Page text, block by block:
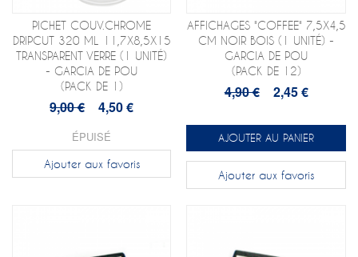
PICHET COUV.CHROME
DRIPCUT 320 ML 11,7X8,5X15
TRANSPARENT VERRE (1 UNITÉ)
- GARCIA DE POU
(PACK DE 1)
9,00 € 4,50 €
ÉPUISÉ
Ajouter aux favoris
AFFICHAGES "COFFEE" 7,5X4,5
CM NOIR BOIS (1 UNITÉ) -
GARCIA DE POU
(PACK DE 12)
4,90 € 2,45 €
AJOUTER AU PANIER
Ajouter aux favoris